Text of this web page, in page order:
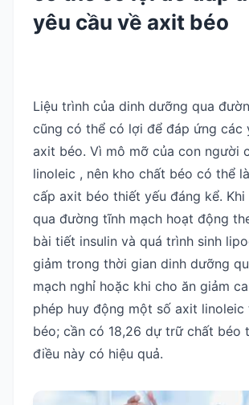
yêu cầu về axit béo
Liệu trình của dinh dưỡng qua
cũng có thể có lợi để đáp ứng các
axit béo. Vì mô mỡ của con người
linoleic , nên kho chất béo có thể
cấp axit béo thiết yếu đáng kể.
qua đường tĩnh mạch hoạt động
bài tiết insulin và quá trình sinh
giảm trong thời gian dinh dưỡng
mạch nghỉ hoặc khi cho ăn giảm
phép huy động một số axit
béo; cần có 18,26 dự trữ chất béo
điều này có hiệu quả.